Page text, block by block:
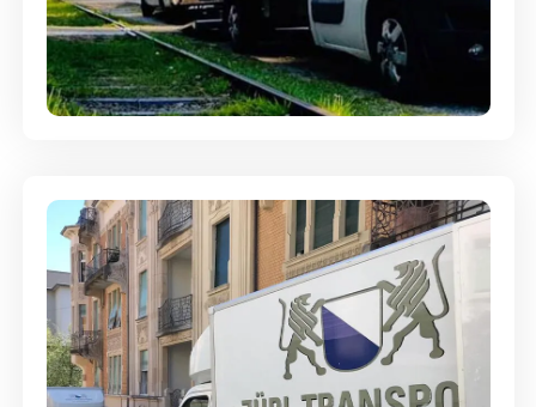
Ein- und Auspackservice